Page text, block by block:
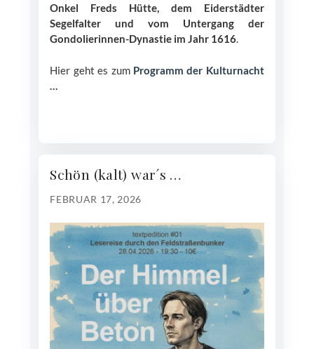
Onkel Freds Hütte, dem Eiderstädter
Segelfalter und vom Untergang der
Gondolierinnen-Dynastie im Jahr 1616.
Hier geht es zum Programm der Kulturnacht
…
Schön (kalt) war´s …
FEBRUAR 17, 2026